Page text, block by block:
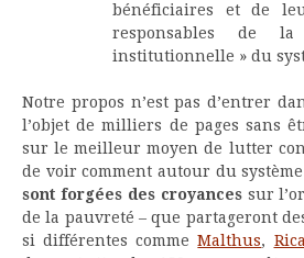
bénéficiaires et de
responsables de la
institutionnelle » du
Notre propos n’est pas d’entrer
l’objet de milliers de pages sans
sur le meilleur moyen de lutter
de voir comment autour du
sont forgées des croyancessur
de la pauvreté – que partageront
si différentes commeMalthus,